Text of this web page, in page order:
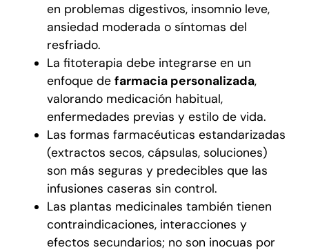
en problemas digestivos, insomnio leve,
ansiedad moderada o síntomas del
resfriado.
La fitoterapia debe integrarse en un
enfoque de farmacia personalizada,
valorando medicación habitual,
enfermedades previas y estilo de vida.
Las formas farmacéuticas estandarizadas
(extractos secos, cápsulas, soluciones)
son más seguras y predecibles que las
infusiones caseras sin control.
Las plantas medicinales también tienen
contraindicaciones, interacciones y
efectos secundarios; no son inocuas por